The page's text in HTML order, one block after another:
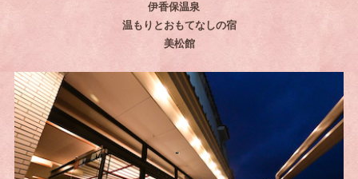
伊香保温泉
温もりとおもてなしの宿
美松館